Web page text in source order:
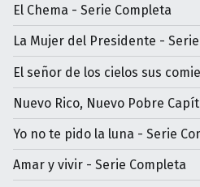
El Chema - Serie Completa
La Mujer del Presidente -
El señor de los cielos sus
Nuevo Rico, Nuevo Pobre
Yo no te pido la luna - Serie
Amar y vivir - Serie Completa